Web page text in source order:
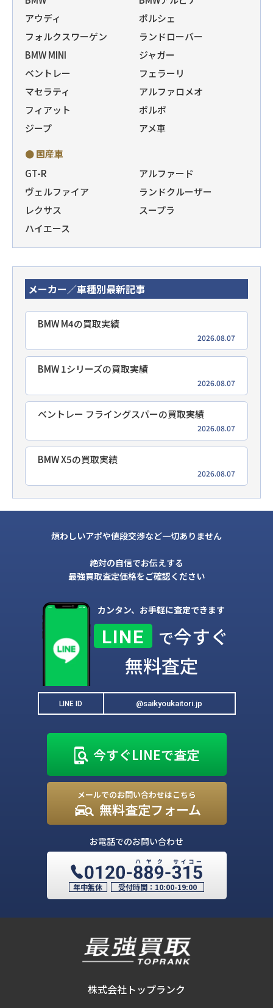
アウディ
ポルシェ
フォルクスワーゲン
ランドローバー
BMW MINI
ジャガー
ベントレー
フェラーリ
マセラティ
アルファロメオ
フィアット
ボルボ
ジープ
アメ車
● 国産車
GT-R
アルファード
ヴェルファイア
ランドクルーザー
レクサス
スープラ
ハイエース
メーカー／車種別最新記事
BMW M4の買取実績
2026.08.07
BMW 1シリーズの買取実績
2026.08.07
ベントレー フライングスパーの買取実績
2026.08.07
BMW X5の買取実績
2026.08.07
煩わしいアポや値段交渉など一切ありません
絶対の自信でお伝えする
最強買取査定価格をご確認ください
カンタン、お手軽に査定できます
LINE で今すぐ
無料査定
LINE ID @saikyoukaitori.jp
今すぐLINEで査定
メールでのお問い合わせはこちら
無料査定フォーム
お電話でのお問い合わせ
年中無休 受付時間： 10:00-19:00
株式会社トップランク